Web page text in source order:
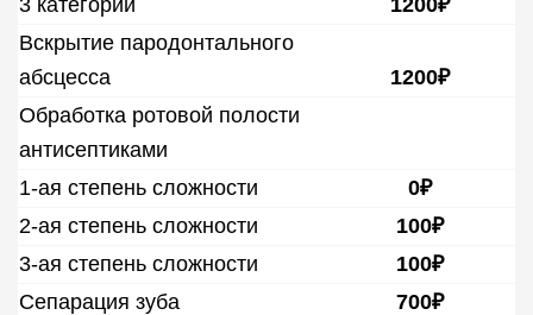
3 категории
1200₽
Вскрытие пародонтального
абсцесса
1200₽
Обработка ротовой полости
антисептиками
1-ая степень сложности
0₽
2-ая степень сложности
100₽
3-ая степень сложности
100₽
Сепарация зуба
700₽